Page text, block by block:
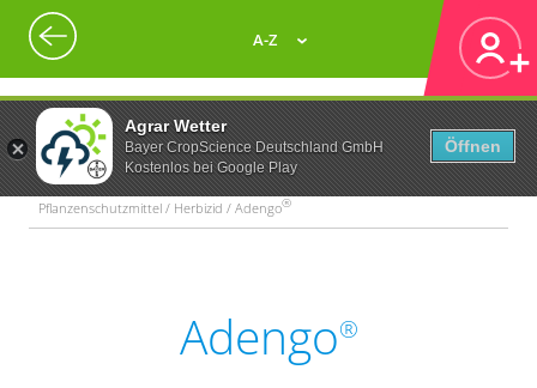
Agrar Wetter
Bayer CropScience Deutschland GmbH
Kostenlos bei Google Play
Öffnen
A-Z
Pflanzenschutzmittel / Herbizid / Adengo®
Adengo®